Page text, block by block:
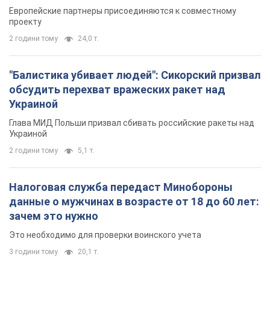
Видео
Европейские партнеры присоединяются к совместному
проекту
2 години тому 24,0 т.
"Балистика убивает людей": Сикорский призвал
обсудить перехват вражеских ракет над
Украиной
Глава МИД Польши призвал сбивать российские ракеты над
Украиной
2 години тому 5,1 т.
Налоговая служба передаст Минобороны
данные о мужчинах в возрасте от 18 до 60 лет:
зачем это нужно
Это необходимо для проверки воинского учета
3 години тому 20,1 т.